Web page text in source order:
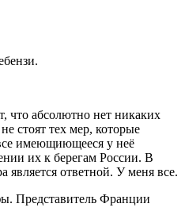
что абсолютно нет никаких
стоят тех мер, которые
имеющиющееся у неё
их к берегам России. В
ответной. У меня все.
Представитель Франции